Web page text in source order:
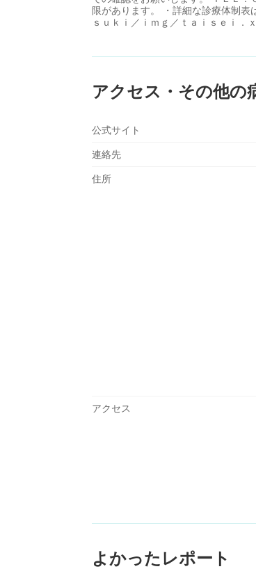
限があります。 ・詳細な診療体制表
ｓｕｋｉ／ｉｍｇ／ｔａｉｓｅｉ．
アクセス・その他の
公式サイト
連絡先
住所
アクセス
よかったレポート